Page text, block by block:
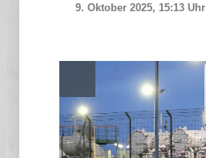
9. Oktober 2025, 15:13 Uhr